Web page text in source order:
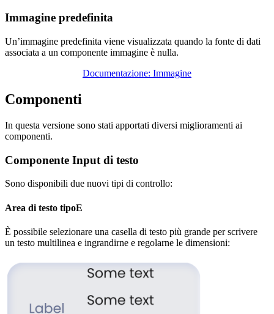
Immagine predefinita
Un’immagine predefinita viene visualizzata quando la fonte di dati
associata a un componente immagine è nulla.
Documentazione: Immagine
Componenti
In questa versione sono stati apportati diversi miglioramenti ai
componenti.
Componente Input di testo
Sono disponibili due nuovi tipi di controllo:
Area di testo tipoE
È possibile selezionare una casella di testo più grande per scrivere
un testo multilinea e ingrandirne e regolarne le dimensioni: